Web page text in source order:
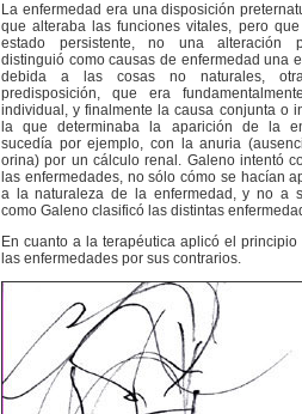
La enfermedad era una disposición
que alteraba las funciones vitales, pero
estado persistente, no una alteración
distinguió como causas de enfermedad una
debida a las cosas no naturales,
predisposición, que era
individual, y finalmente la causa conjunta o
la que determinaba la aparición de la
sucedía por ejemplo, con la anuria
orina) por un cálculo renal. Galeno intentó
las enfermedades, no sólo cómo se hacían
a la naturaleza de la enfermedad, y no a
como Galeno clasificó las distintas
En cuanto a la terapéutica aplicó el
las enfermedades por sus contrarios.